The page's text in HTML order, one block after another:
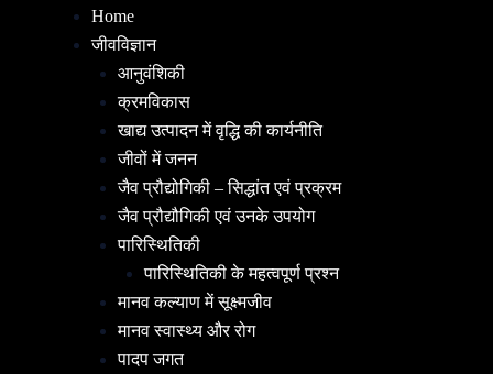
Home
जीवविज्ञान
आनुवंशिकी
क्रमविकास
खाद्य उत्पादन में वृद्धि की कार्यनीति
जीवों में जनन
जैव प्रौद्योगिकी – सिद्धांत एवं प्रक्रम
जैव प्रौद्यौगिकी एवं उनके उपयोग
पारिस्थितिकी
पारिस्थितिकी के महत्वपूर्ण प्रश्न
मानव कल्याण में सूक्ष्मजीव
मानव स्वास्थ्य और रोग
पादप जगत